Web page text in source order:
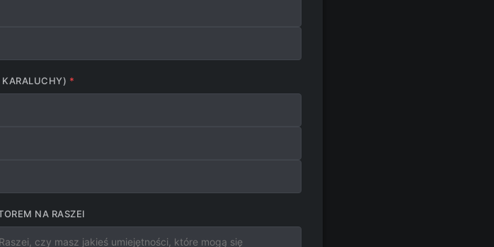
KARALUCHY)
NA RASZEI